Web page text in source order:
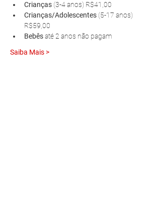
Crianças (3-4 anos) R$41,00
Crianças/Adolescentes (5-17 anos)
R$59,00
Bebês até 2 anos não pagam
Saiba Mais >